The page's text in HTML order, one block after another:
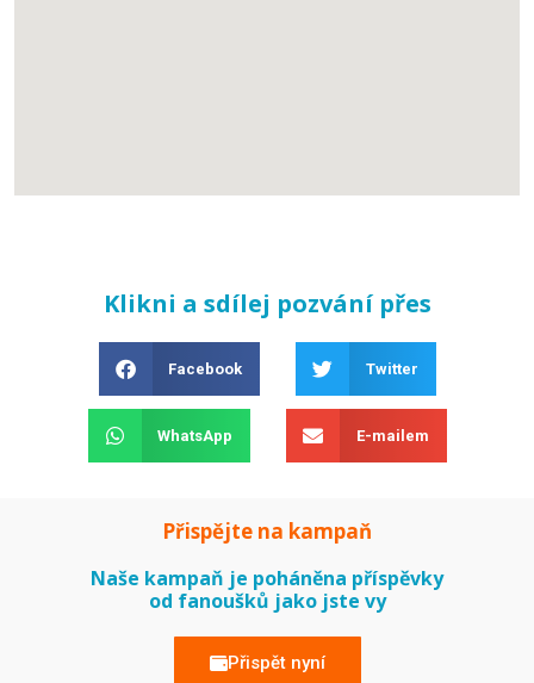
Klikni a sdílej pozvání přes
Facebook Twitter
WhatsApp E-mailem
Přispějte na kampaň
Naše kampaň je poháněna příspěvky
od fanoušků jako jste vy
Přispět nyní